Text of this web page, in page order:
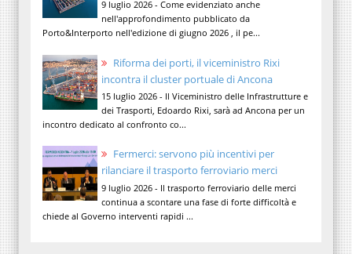
9 luglio 2026 - Come evidenziato anche
nell'approfondimento pubblicato da
Porto&Interporto nell'edizione di giugno 2026 , il pe...
Riforma dei porti, il viceministro Rixi
incontra il cluster portuale di Ancona
15 luglio 2026 - Il Viceministro delle Infrastrutture e
dei Trasporti, Edoardo Rixi, sarà ad Ancona per un
incontro dedicato al confronto co...
Fermerci: servono più incentivi per
rilanciare il trasporto ferroviario merci
9 luglio 2026 - Il trasporto ferroviario delle merci
continua a scontare una fase di forte difficoltà e
chiede al Governo interventi rapidi ...